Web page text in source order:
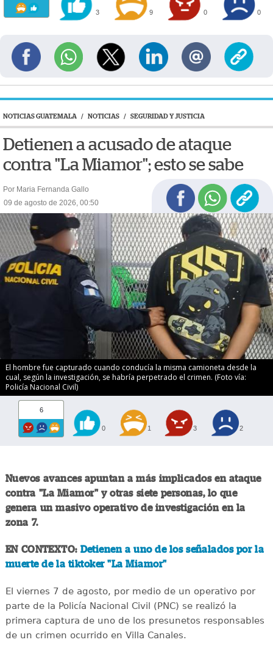
3 9 0 0
NOTICIAS GUATEMALA / NOTICIAS / SEGURIDAD Y JUSTICIA
Detienen a acusado de ataque
contra "La Miamor"; esto se sabe
Por Maria Fernanda Gallo
09 de agosto de 2026, 00:50
El hombre fue capturado cuando conducía la misma camioneta desde la
cual, según la investigación, se habría perpetrado el crimen. (Foto vía:
Policía Nacional Civil)
6
0 1 3 2
Nuevos avances apuntan a más implicados en ataque
contra "La Miamor" y otras siete personas, lo que
genera un masivo operativo de investigación en la
zona 7.
EN CONTEXTO: Detienen a uno de los señalados por la
muerte de la tiktoker "La Miamor"
El viernes 7 de agosto, por medio de un operativo por
parte de la Policía Nacional Civil (PNC) se realizó la
primera captura de uno de los presunetos responsables
de un crimen ocurrido en Villa Canales.